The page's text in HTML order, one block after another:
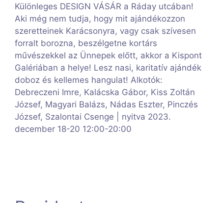
Különleges DESIGN VÁSÁR a Ráday utcában!
Aki még nem tudja, hogy mit ajándékozzon
szeretteinek Karácsonyra, vagy csak szívesen
forralt borozna, beszélgetne kortárs
művészekkel az Ünnepek előtt, akkor a Kispont
Galériában a helye! Lesz nasi, karitatív ajándék
doboz és kellemes hangulat! Alkotók:
Debreczeni Imre, Kalácska Gábor, Kiss Zoltán
József, Magyari Balázs, Nádas Eszter, Pinczés
József, Szalontai Csenge | nyitva 2023.
december 18-20 12:00-20:00